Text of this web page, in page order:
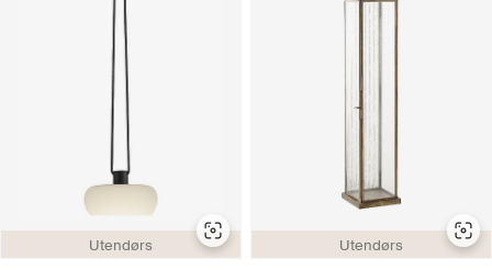
Utendørs Utendørs